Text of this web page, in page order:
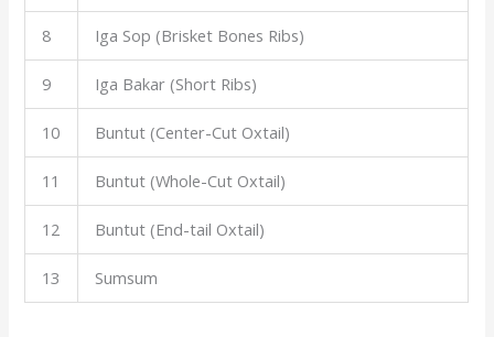
8 Iga Sop (Brisket Bones Ribs)
9 Iga Bakar (Short Ribs)
10 Buntut (Center-Cut Oxtail)
11 Buntut (Whole-Cut Oxtail)
12 Buntut (End-tail Oxtail)
13 Sumsum